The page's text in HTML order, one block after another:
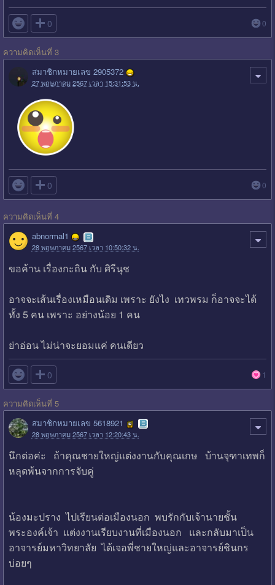
 0 0
ความคิดเห็นที่ 3
สมาชิกหมายเลข 2905372
27 พฤษภาคม 2567 เวลา 15:31:53 น.
 0 0
ความคิดเห็นที่ 4
abnormal1
28 พฤษภาคม 2567 เวลา 10:50:32 น.
ขอค้าน เรื่องกะถิน กับ ศิรีนุช
อาจจะเส้นเรื่องเหมือนเดิม เพราะ ยังไง เทวพรม ก็อาจจะได้
ทั้ง 5 คน เพราะ อย่างน้อย 1 คน
ย่าอ่อน ไม่น่าจะยอมแค่ คนเดียว
 0 1
ความคิดเห็นที่ 5
สมาชิกหมายเลข 5618921
28 พฤษภาคม 2567 เวลา 12:20:43 น.
นึกต่อค่ะ ถ้าคุณชายใหญ่แต่งงานกับคุณเกษ บ้านจุฑาเทพก็
หลุดพ้นจากการจับคู่
น้องมะปราง ไปเรียนต่อเมืองนอก พบรักกับเจ้านายชั้น
พระองค์เจ้า แต่งงานเรียบงานที่เมืองนอก และกลับมาเป็น
อาจารย์มหาวิทยาลัย ได้เจอพี่ชายใหญ่และอาจารย์ชินกร
บ่อยๆ